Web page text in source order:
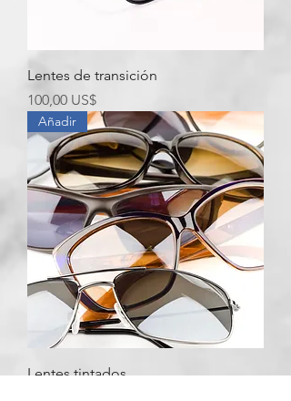
Lentes de transición
Precio
100,00 US$
Añadir
Lentes tintados